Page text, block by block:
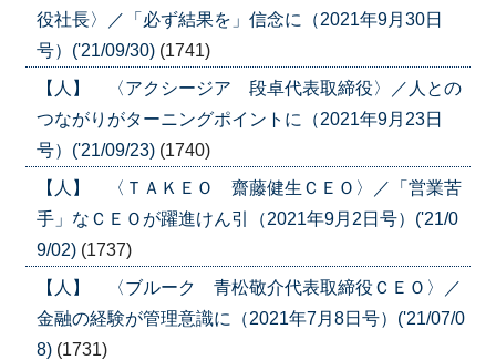
役社長〉／「必ず結果を」信念に（2021年9月30日
号）('21/09/30) (1741)
【人】 〈アクシージア 段卓代表取締役〉／人との
つながりがターニングポイントに（2021年9月23日
号）('21/09/23) (1740)
【人】 〈ＴＡＫＥＯ 齋藤健生ＣＥＯ〉／「営業苦
手」なＣＥＯが躍進けん引（2021年9月2日号）('21/0
9/02) (1737)
【人】 〈ブルーク 青松敬介代表取締役ＣＥＯ〉／
金融の経験が管理意識に（2021年7月8日号）('21/07/0
8) (1731)